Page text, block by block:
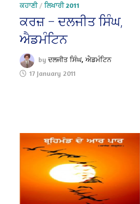
ਕਹਾਣੀ/ਲਿਖਾਰੀ 2011
ਕਰਜ਼ – ਦਲਜੀਤ ਸਿੰਘ,
ਐਡਮੰਟਿਨ
byਦਲਜੀਤ ਸਿੰਘ, ਐਡਮੰਟਿਨ
17 January 2011